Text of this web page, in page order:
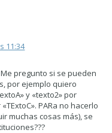
11:34
pregunto si se pueden
por ejemplo quiero
y «texto2» por
PARa no hacerlo
muchas cosas más), se